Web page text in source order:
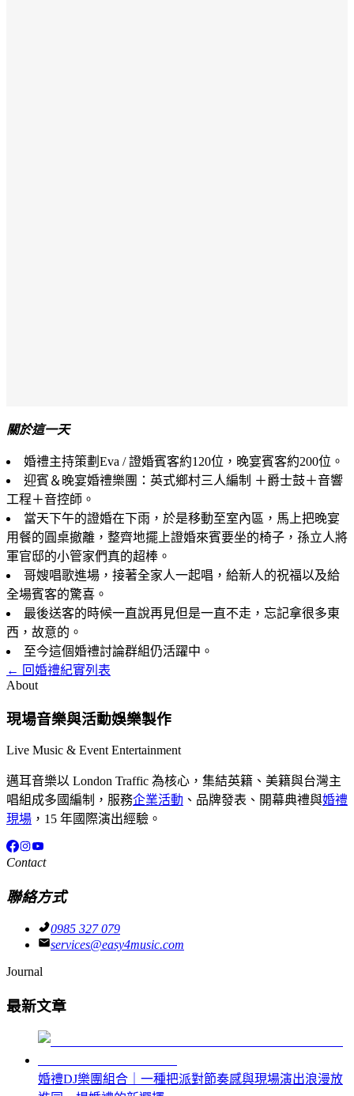
關於這一天
婚禮主持策劃Eva / 證婚賓客約120位，晚宴賓客約200位。
迎賓＆晚宴婚禮樂團：英式鄉村三人編制 ＋爵士鼓＋音響
工程＋音控師。
當天下午的證婚在下雨，於是移動至室內區，馬上把晚宴
用餐的圓桌撤離，整齊地擺上證婚來賓要坐的椅子，孫立人將
軍官邸的小管家們真的超棒。
哥嫂唱歌進場，接著全家人一起唱，給新人的祝福以及給
全場賓客的驚喜。
最後送客的時候一直說再見但是一直不走，忘記拿很多東
西，故意的。
至今這個婚禮討論群組仍活躍中。
← 回婚禮紀實列表
About
現場音樂與活動娛樂製作
Live Music & Event Entertainment
邁耳音樂以 London Traffic 為核心，集結英籍、美籍與台灣主
唱組成多國編制，服務企業活動 、品牌發表、開幕典禮與婚禮
現場 ，15 年國際演出經驗。
Contact
聯絡方式
0985 327 079
services@easy4music.com
Journal
最新文章
婚禮DJ樂團組合｜一種把派對節奏感與現場演出浪漫放